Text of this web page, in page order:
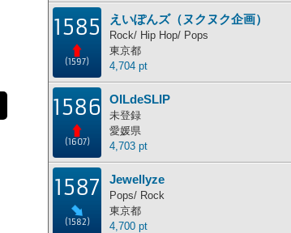
1585
(1597)
えいぽんズ（ヌクヌク企画）
Rock/ Hip Hop/ Pops
東京都
4,704 pt
1586
(1607)
OILdeSLIP
未登録
愛媛県
4,703 pt
1587
(1582)
Jewellyze
Pops/ Rock
東京都
4,700 pt